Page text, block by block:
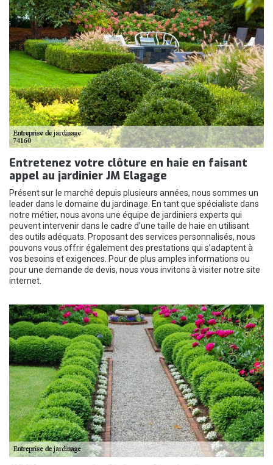
Entretenez votre clôture en haie en faisant
appel au jardinier JM Elagage
Présent sur le marché depuis plusieurs années, nous sommes un
leader dans le domaine du jardinage. En tant que spécialiste dans
notre métier, nous avons une équipe de jardiniers experts qui
peuvent intervenir dans le cadre d’une taille de haie en utilisant
des outils adéquats. Proposant des services personnalisés, nous
pouvons vous offrir également des prestations qui s’adaptent à
vos besoins et exigences. Pour de plus amples informations ou
pour une demande de devis, nous vous invitons à visiter notre site
internet.